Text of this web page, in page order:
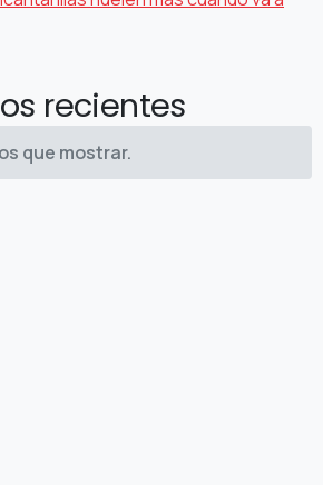
recientes
que mostrar.